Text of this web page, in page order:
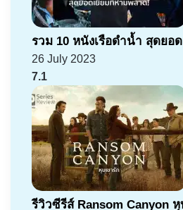
รวม 10 หนังเรือดำน้ำ สุดยอ
26 July 2023
7.1
รีวิวซีรีส์ Ransom Canyon